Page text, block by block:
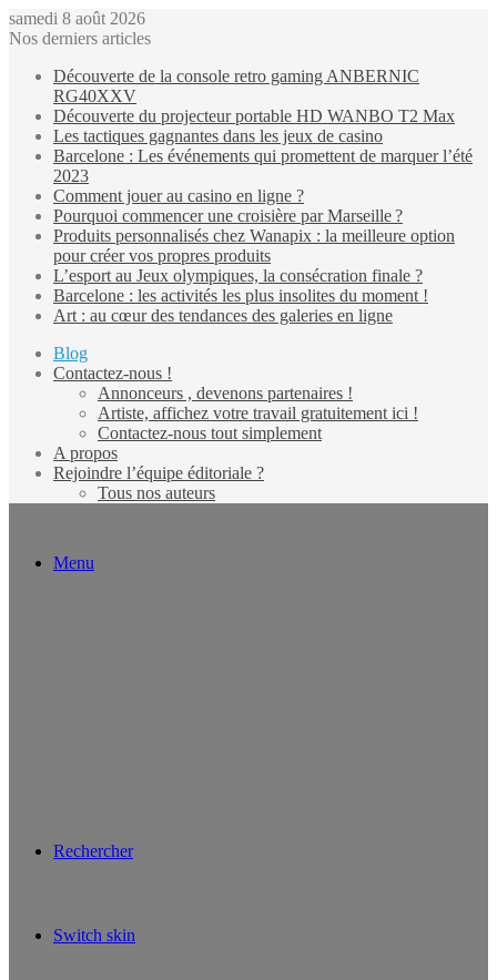
samedi 8 août 2026
Nos derniers articles
Découverte de la console retro gaming ANBERNIC
RG40XXV
Découverte du projecteur portable HD WANBO T2 Max
Les tactiques gagnantes dans les jeux de casino
Barcelone : Les événements qui promettent de marquer l’été
2023
Comment jouer au casino en ligne ?
Pourquoi commencer une croisière par Marseille ?
Produits personnalisés chez Wanapix : la meilleure option
pour créer vos propres produits
L’esport au Jeux olympiques, la consécration finale ?
Barcelone : les activités les plus insolites du moment !
Art : au cœur des tendances des galeries en ligne
Blog
Contactez-nous !
Annonceurs , devenons partenaires !
Artiste, affichez votre travail gratuitement ici !
Contactez-nous tout simplement
A propos
Rejoindre l’équipe éditoriale ?
Tous nos auteurs
Menu
Rechercher
Switch skin